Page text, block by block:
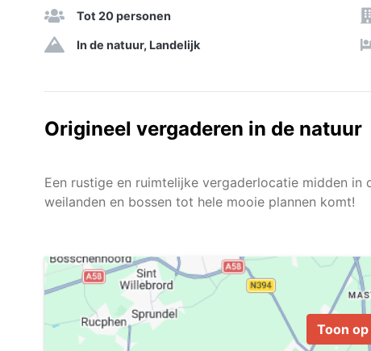
Tot 20 personen
In de natuur, Landelijk
Origineel vergaderen in de natuur
Een rustige en ruimtelijke vergaderlocatie midden
weilanden en bossen tot hele mooie plannen komt!
Toon